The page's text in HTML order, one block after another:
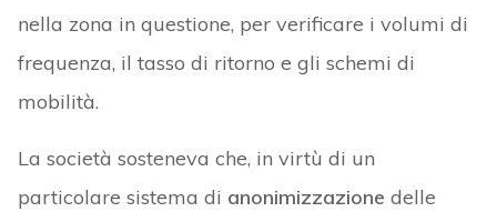
nella zona in questione, per verificare i volumi di
frequenza, il tasso di ritorno e gli schemi di
mobilità.
La società sosteneva che, in virtù di un
particolare sistema di anonimizzazione delle